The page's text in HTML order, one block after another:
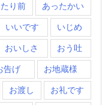
り前 あったかい
いいです いじめ
おいしさ おう吐
告げ お地蔵様
お渡し お礼です